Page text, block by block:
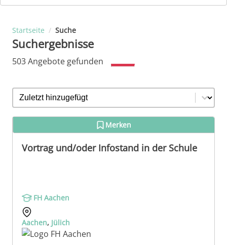
Startseite / Suche
Suchergebnisse
503 Angebote gefunden
Search sort
Sort content
Merken
Vortrag und/oder Infostand in der Schule
FH Aachen
Aachen, Jülich